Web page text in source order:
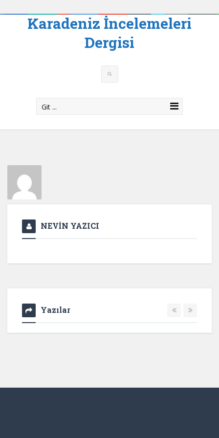
Karadeniz İncelemeleri
Dergisi
Git ...
NEVİN YAZICI
Yazılar